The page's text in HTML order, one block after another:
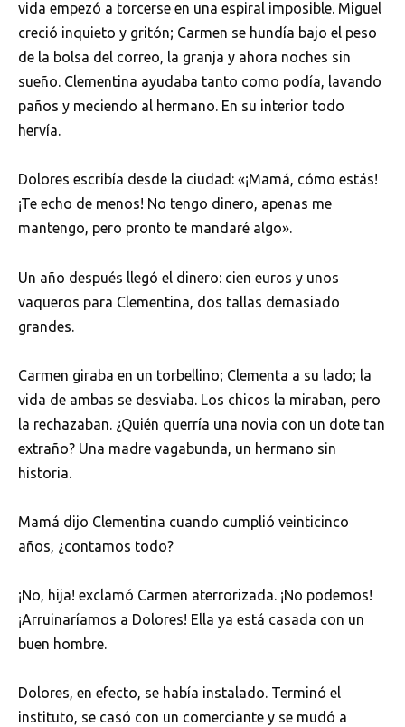
vida empezó a torcerse en una espiral imposible. Miguel
creció inquieto y gritón; Carmen se hundía bajo el peso
de la bolsa del correo, la granja y ahora noches sin
sueño. Clementina ayudaba tanto como podía, lavando
paños y meciendo al hermano. En su interior todo
hervía.
Dolores escribía desde la ciudad: «¡Mamá, cómo estás!
¡Te echo de menos! No tengo dinero, apenas me
mantengo, pero pronto te mandaré algo».
Un año después llegó el dinero: cien euros y unos
vaqueros para Clementina, dos tallas demasiado
grandes.
Carmen giraba en un torbellino; Clementa a su lado; la
vida de ambas se desviaba. Los chicos la miraban, pero
la rechazaban. ¿Quién querría una novia con un dote tan
extraño? Una madre vagabunda, un hermano sin
historia.
Mamá dijo Clementina cuando cumplió veinticinco
años, ¿contamos todo?
¡No, hija! exclamó Carmen aterrorizada. ¡No podemos!
¡Arruinaríamos a Dolores! Ella ya está casada con un
buen hombre.
Dolores, en efecto, se había instalado. Terminó el
instituto, se casó con un comerciante y se mudó a